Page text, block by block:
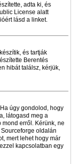
adta ki, és
License alatt
lásd a linket.
készítik, és tartják
Berentés
hibát találsz, kérjük,
úgy gondolod, hogy
látogasd meg a
erről. Kérünk, ne
oldalán
mert lehet hogy már
kapcsolatban egy